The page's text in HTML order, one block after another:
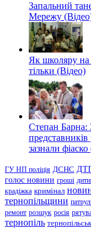
Запальний
Мережу
Як школяру на
тільки (Відео)
Степан Барна:
представників
зазнали
ГУ НП поліція ДСНС
голос новини гроші
крадіжка кримінал
тернопільщини
ремонт розшук росія
тернопіль